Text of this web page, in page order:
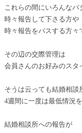
これらの間にいろんなパ
時々報告して下さる方や
時々報告をパスする方々
その辺の交際管理は
会員さんのお好みのス
そうは云っても結婚相談
4週間に一度は最低情況
結婚相談所への報告が